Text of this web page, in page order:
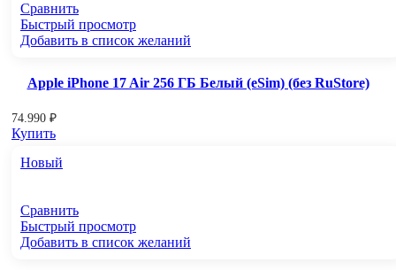
Сравнить
Быстрый просмотр
Добавить в список желаний
Apple iPhone 17 Air 256 ГБ Белый (eSim) (без RuStore)
74.990 ₽
Купить
Новый
Сравнить
Быстрый просмотр
Добавить в список желаний